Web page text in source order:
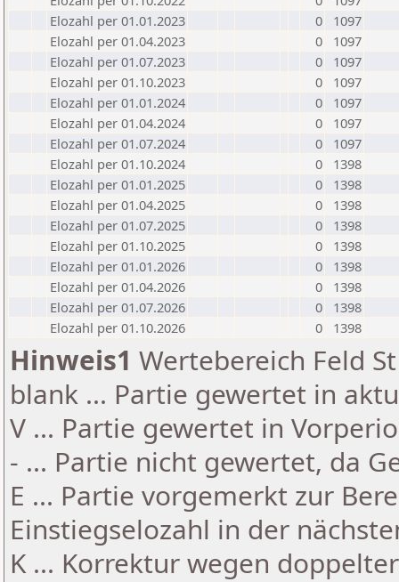
Elozahl per 01.01.2023
0
1097
Elozahl per 01.04.2023
0
1097
Elozahl per 01.07.2023
0
1097
Elozahl per 01.10.2023
0
1097
Elozahl per 01.01.2024
0
1097
Elozahl per 01.04.2024
0
1097
Elozahl per 01.07.2024
0
1097
Elozahl per 01.10.2024
0
1398
Elozahl per 01.01.2025
0
1398
Elozahl per 01.04.2025
0
1398
Elozahl per 01.07.2025
0
1398
Elozahl per 01.10.2025
0
1398
Elozahl per 01.01.2026
0
1398
Elozahl per 01.04.2026
0
1398
Elozahl per 01.07.2026
0
1398
Elozahl per 01.10.2026
0 1398
Hinweis1 Wertebereich Feld
blank ... Partie gewertet in
V ... Partie gewertet in
- ... Partie nicht gewertet, da
E ... Partie vorgemerkt zur
Einstiegselozahl in der
K ... Korrektur wegen